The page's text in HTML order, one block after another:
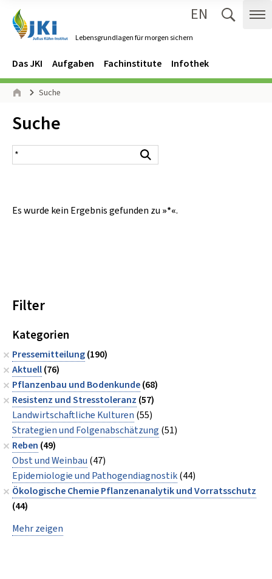
Lebensgrundlagen für morgen sichern
EN
Navigation
Hauptmenü
Das JKI Aufgaben Fachinstitute Infothek
Seitenpfad
Suche
Inhalt:
Suche
Suchergebnis
Es wurde kein Ergebnis gefunden zu »*«.
Filter
Kategorien
Pressemitteilung(190)
Aktuell(76)
Pflanzenbau und Bodenkunde(68)
Resistenz und Stresstoleranz (57)
Landwirtschaftliche Kulturen (55)
Strategien und Folgenabschätzung (51)
Reben (49)
Obst und Weinbau (47)
Epidemiologie und Pathogendiagnostik(44)
Ökologische Chemie Pflanzenanalytik und Vorratsschutz
(44)
Mehr zeigen